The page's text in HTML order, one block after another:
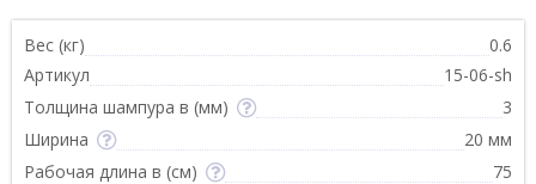
Вес (кг)
0.6
Артикул
15-06-sh
Толщина шампура в (мм)
3
Ширина
20 мм
Рабочая длина в (см)
75